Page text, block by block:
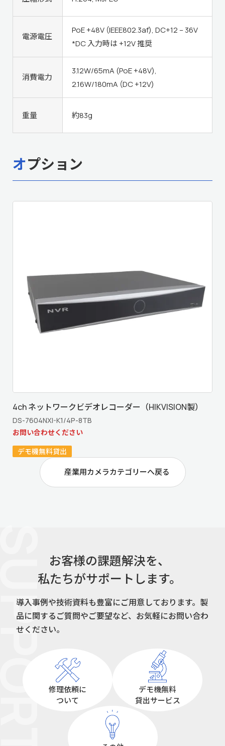
電源電圧
PoE +48V (IEEE802.3af), DC+12 – 36V
*DC 入力時は +12V 推奨
消費電力
3.12W/65mA (PoE +48V),
2.16W/180mA (DC +12V)
重量 約83g
オプション
4ch ネットワークビデオレコーダー（HIKVISION製）
DS-7604NXI-K1/4P-8TB
お問い合わせください
デモ機無料貸出
産業用カメラカテゴリーへ戻る
お客様の課題解決を、
私たちがサポートします。
導入事例や技術資料も豊富にご用意しております。 製
品に関するご質問やご要望など、お気軽にお問い合わ
せください。
修理依頼に
ついて
デモ機無料
貸出サービス